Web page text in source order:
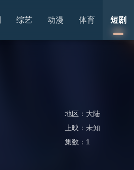
综艺 动漫 体育 短剧
地区： 大陆
上映：未知
集数： 1